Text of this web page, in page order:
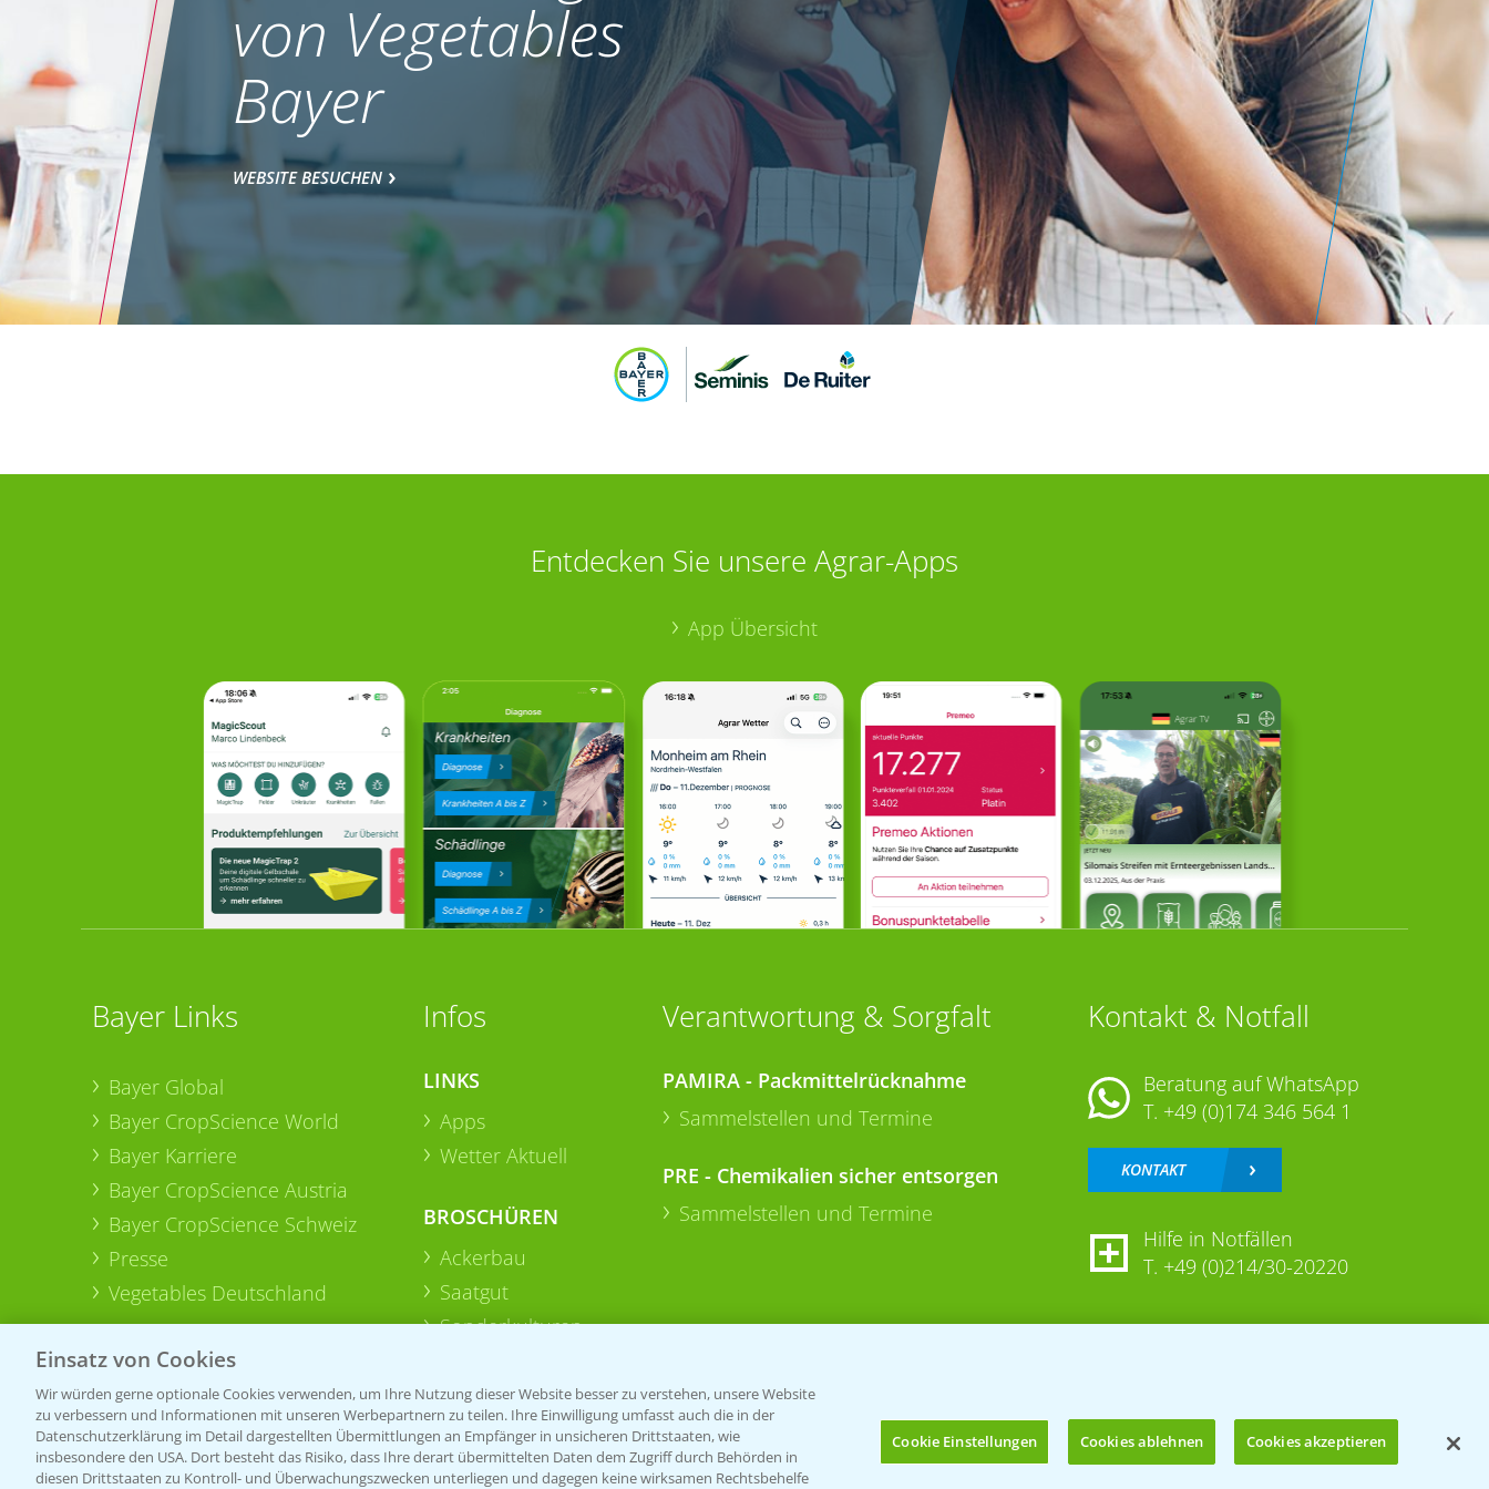
von Vegetables
Bayer
WEBSITE BESUCHEN
Entdecken Sie unsere Agrar-Apps
App Übersicht
Bayer Links
Bayer Global
Bayer CropScience World
Bayer Karriere
Bayer CropScience Austria
Bayer CropScience Schweiz
Presse
Vegetables Deutschland
Infos
LINKS
Apps
Wetter Aktuell
BROSCHÜREN
Ackerbau
Saatgut
Sonderkulturen
Verantwortung & Sorgfalt
PAMIRA - Packmittelrücknahme
Sammelstellen und Termine
PRE - Chemikalien sicher entsorgen
Sammelstellen und Termine
Kontakt & Notfall
Beratung auf WhatsApp
T. +49 (0)174 346 564 1
KONTAKT
Hilfe in Notfällen
T. +49 (0)214/30-20220
Einsatz von Cookies
Wir würden gerne optionale Cookies verwenden, um Ihre Nutzung dieser Website besser zu verstehen, unsere Website
zu verbessern und Informationen mit unseren Werbepartnern zu teilen. Ihre Einwilligung umfasst auch die in der
Datenschutzerklärung im Detail dargestellten Übermittlungen an Empfänger in unsicheren Drittstaaten, wie
insbesondere den USA. Dort besteht das Risiko, dass Ihre derart übermittelten Daten dem Zugriff durch Behörden in
diesen Drittstaaten zu Kontroll- und Überwachungszwecken unterliegen und dagegen keine wirksamen Rechtsbehelfe
Cookie Einstellungen Cookies ablehnen Cookies akzeptieren